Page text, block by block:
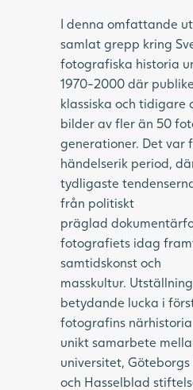
I denna omfattande
samlat grepp kring
fotografiska historia
1970-2000 där
klassiska och tidigare
bilder av fler än 50
generationer. Det var
händelserik period,
tydligaste
från politiskt
präglad
fotografiets idag
samtidskonst och
masskultur.
betydande lucka i
fotografins
unikt samarbete
universitet, Göteborgs
och Hasselblad